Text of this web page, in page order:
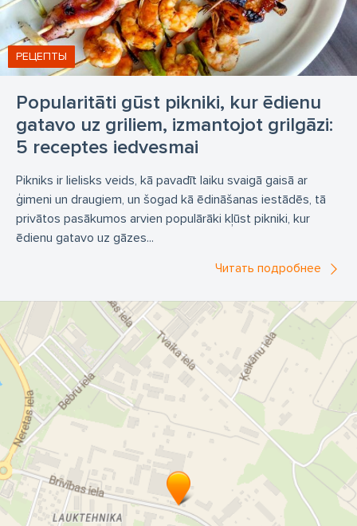
Popularitāti gūst pikniki, kur ēdienu
gatavo uz griliem, izmantojot grilgāzi:
5 receptes iedvesmai
РЕЦЕПТЫ
Pikniks ir lielisks veids, kā pavadīt laiku svaigā gaisā ar
ģimeni un draugiem, un šogad kā ēdināšanas iestādēs, tā
privātos pasākumos arvien populārāki kļūst pikniki, kur
ēdienu gatavo uz gāzes...
Читать подробнее